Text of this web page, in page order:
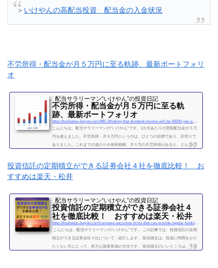
＞ いけやんの高配当投資 配当金の入金状況
不労所得・配当金が月５万円に至る軌跡、最新ポートフォリ
オ
配当サラリーマン“いけやん”の投資日記 ​
不労所得・配当金が月５万円に至る軌
跡、最新ポートフォリオ
こんにちは。配当サラリーマンの“いけやん”です。1カ月あたりの受取配当金が５万
円を超えました。不労所得・月５万円というのは、ひとつの目標であり、区切りで
ありました。これまでの道のりや保有銘柄、月５万の不労所得があると、どんな心
を10年間続けて分かった4つのこと不労所得という名の受取配当金、月５万円に到達
2019年になり、不労所得という名の受取配当金が月額５万...
投資信託の定期積立ができる証券会社４社を徹底比較！ お
すすめは楽天・松井
配当サラリーマン“いけやん”の投資日記 ​
投資信託の定期積立ができる証券会社４
社を徹底比較！ おすすめは楽天・松井
こんにちは。配当サラリーマンの“いけやん”です。 この記事では、投資信託の定期
積立ができる証券会社４社について、紹介します。 投信積立は、投資に時間をかけ
たくない方にとって、有力な資産形成の方法です。 投信積立のいいところは、一度